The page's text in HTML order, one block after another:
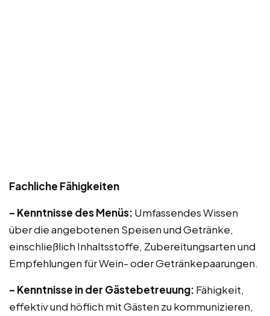
Fachliche Fähigkeiten
– Kenntnisse des Menüs: Umfassendes Wissen
über die angebotenen Speisen und Getränke,
einschließlich Inhaltsstoffe, Zubereitungsarten und
Empfehlungen für Wein- oder Getränkepaarungen.
– Kenntnisse in der Gästebetreuung: Fähigkeit,
effektiv und höflich mit Gästen zu kommunizieren,